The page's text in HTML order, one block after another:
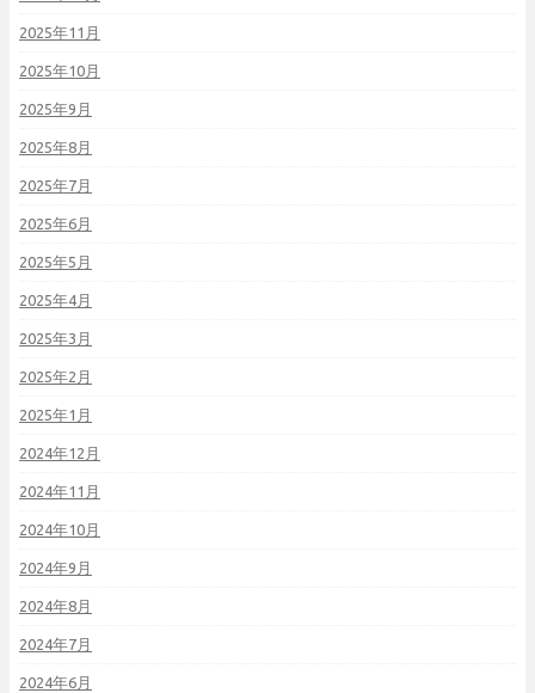
2025年11月
2025年10月
2025年9月
2025年8月
2025年7月
2025年6月
2025年5月
2025年4月
2025年3月
2025年2月
2025年1月
2024年12月
2024年11月
2024年10月
2024年9月
2024年8月
2024年7月
2024年6月